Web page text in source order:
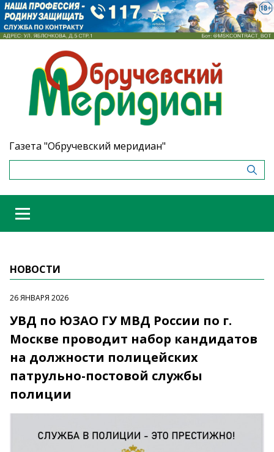
Газета "Обручевский меридиан"
НОВОСТИ
26 ЯНВАРЯ 2026
УВД по ЮЗАО ГУ МВД России по г.
Москве проводит набор кандидатов
на должности полицейских
патрульно-постовой службы
полиции